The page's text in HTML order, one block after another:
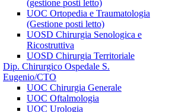
(gestione posti letto)
UOC Ortopedia e Traumatologia
(Gestione posti letto)
UOSD Chirurgia Senologica e
Ricostruttiva
UOSD Chirurgia Territoriale
Dip. Chirurgico Ospedale S.
Eugenio/CTO
UOC Chirurgia Generale
UOC Oftalmologia
UOC Urologia